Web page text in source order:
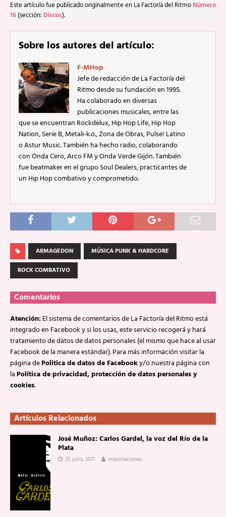
Este artículo fue publicado originalmente en La Factoría del Ritmo Número
16 (sección: Discos).
Sobre los autores del artículo:
F-MHop
Jefe de redacción de La Factoría del
Ritmo desde su fundación en 1995.
Ha colaborado en diversas
publicaciones musicales, entre las
que se encuentran Rockdelux, Hip Hop Life, Hip Hop
Nation, Serie B, Metali-k.o., Zona de Obras, Pulse! Latino
o Astur Music. También ha hecho radio, colaborando
con Onda Cero, Arco FM y Onda Verde Gijón. También
fue beatmaker en el grupo Soul Dealers, practicantes de
un Hip Hop combativo y comprometido.
ARMAGEDON
MÚSICA PUNK & HARDCORE
ROCK COMBATIVO
Comentarios
Atención:El sistema de comentarios de La Factoría del Ritmo está
integrado en Facebook y si los usas, este servicio recogerá y hará
tratamiento de datos de datos personales (el mismo que hace al usar
Facebook de la manera estándar). Para más información visitar la
página dePolitica de datos de Facebooky/o nuestra página con
laPolítica de privacidad, protección de datos personales y
cookies.
Artículos Relacionados
José Muñoz: Carlos Gardel, la voz del Río de la
Plata
25 julio, 2011 importaciones